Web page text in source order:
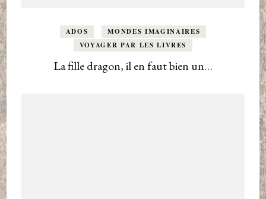
ADOS
MONDES IMAGINAIRES
VOYAGER PAR LES LIVRES
La fille dragon, il en faut bien un…